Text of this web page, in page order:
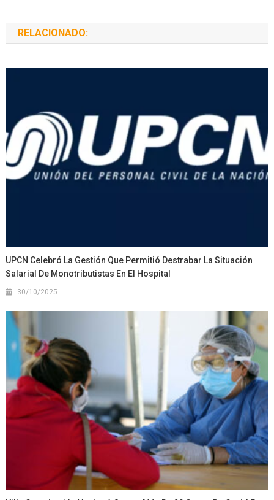
RELACIONADO:
UPCN Celebró La Gestión Que Permitió Destrabar La Situación
Salarial De Monotributistas En El Hospital
30/10/2025